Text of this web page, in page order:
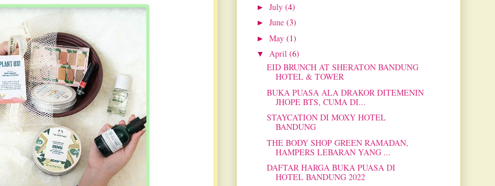
► July (4)
► June (3)
► May (1)
▼ April (6)
EID BRUNCH AT SHERATON BANDUNG
HOTEL & TOWER
BUKA PUASA ALA DRAKOR DITEMENIN
JHOPE BTS, CUMA DI...
STAYCATION DI MOXY HOTEL
BANDUNG
THE BODY SHOP GREEN RAMADAN,
HAMPERS LEBARAN YANG ...
DAFTAR HARGA BUKA PUASA DI
HOTEL BANDUNG 2022